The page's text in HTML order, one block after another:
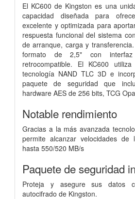
El KC600 de Kingston es una
capacidad diseñada para
excelente y optimizada para
respuesta funcional del sistema
de arranque, carga y
formato de 2,5" con
retrocompatible. El KC600
tecnología NAND TLC 3D e
paquete de seguridad que
hardware AES de 256 bits, TCG
Notable rendimiento
Gracias a la más avanzada
permite alcanzar velocidades de
hasta 550/520 MB/s
Paquete de seguridad
Proteja y asegure sus datos
autocifrado de Kingston.